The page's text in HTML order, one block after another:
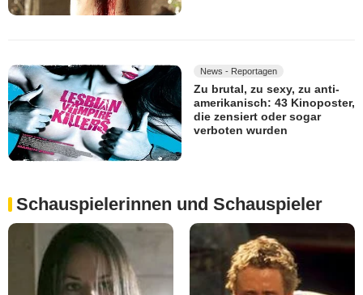
News - Reportagen
Zu brutal, zu sexy, zu anti-
amerikanisch: 43 Kinoposter,
die zensiert oder sogar
verboten wurden
Schauspielerinnen und Schauspieler